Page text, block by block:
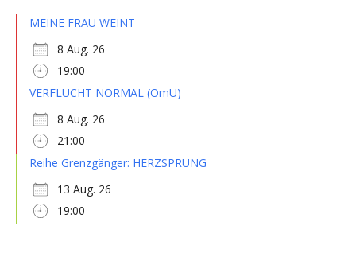
MEINE FRAU WEINT
8 Aug. 26
19:00
VERFLUCHT NORMAL (OmU)
8 Aug. 26
21:00
Reihe Grenzgänger: HERZSPRUNG
13 Aug. 26
19:00